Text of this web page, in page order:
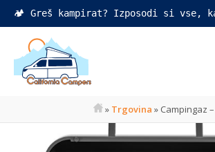
🏕️ Greš kampirat? Izposodi si vse,
» Trgovina » Campingaz